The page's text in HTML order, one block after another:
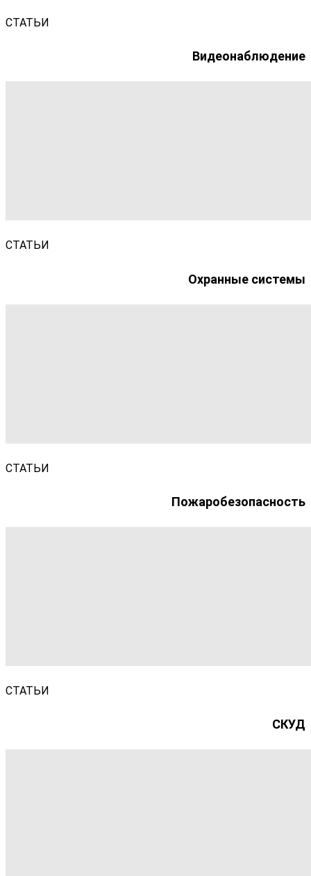
СТАТЬИ
Видеонаблюдение
СТАТЬИ
Охранные системы
СТАТЬИ
Пожаробезопасность
СТАТЬИ
СКУД